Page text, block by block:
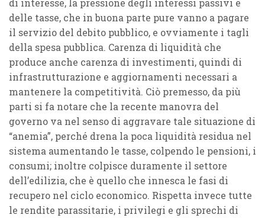
di interesse, la pressione degli interessi passivi e
delle tasse, che in buona parte pure vanno a pagare
il servizio del debito pubblico, e ovviamente i tagli
della spesa pubblica. Carenza di liquidità che
produce anche carenza di investimenti, quindi di
infrastrutturazione e aggiornamenti necessari a
mantenere la competitività. Ciò premesso, da più
parti si fa notare che la recente manovra del
governo va nel senso di aggravare tale situazione di
“anemia”, perché drena la poca liquidità residua nel
sistema aumentando le tasse, colpendo le pensioni, i
consumi; inoltre colpisce duramente il settore
dell’edilizia, che è quello che innesca le fasi di
recupero nel ciclo economico. Rispetta invece tutte
le rendite parassitarie, i privilegi e gli sprechi di